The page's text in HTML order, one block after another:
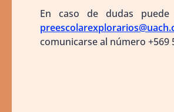
En caso de dudas
comunicarse al número +569